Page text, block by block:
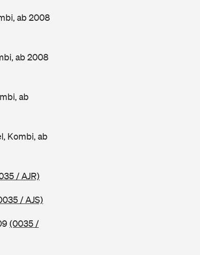
ab 2008
ab 2008
ab
Kombi, ab
/ AJR)
/ AJS)
(0035 /